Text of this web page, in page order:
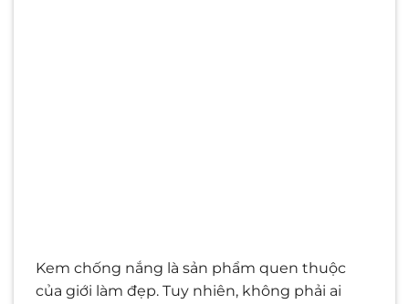
Kem chống nắng là sản phẩm quen thuộc
của giới làm đẹp. Tuy nhiên, không phải ai